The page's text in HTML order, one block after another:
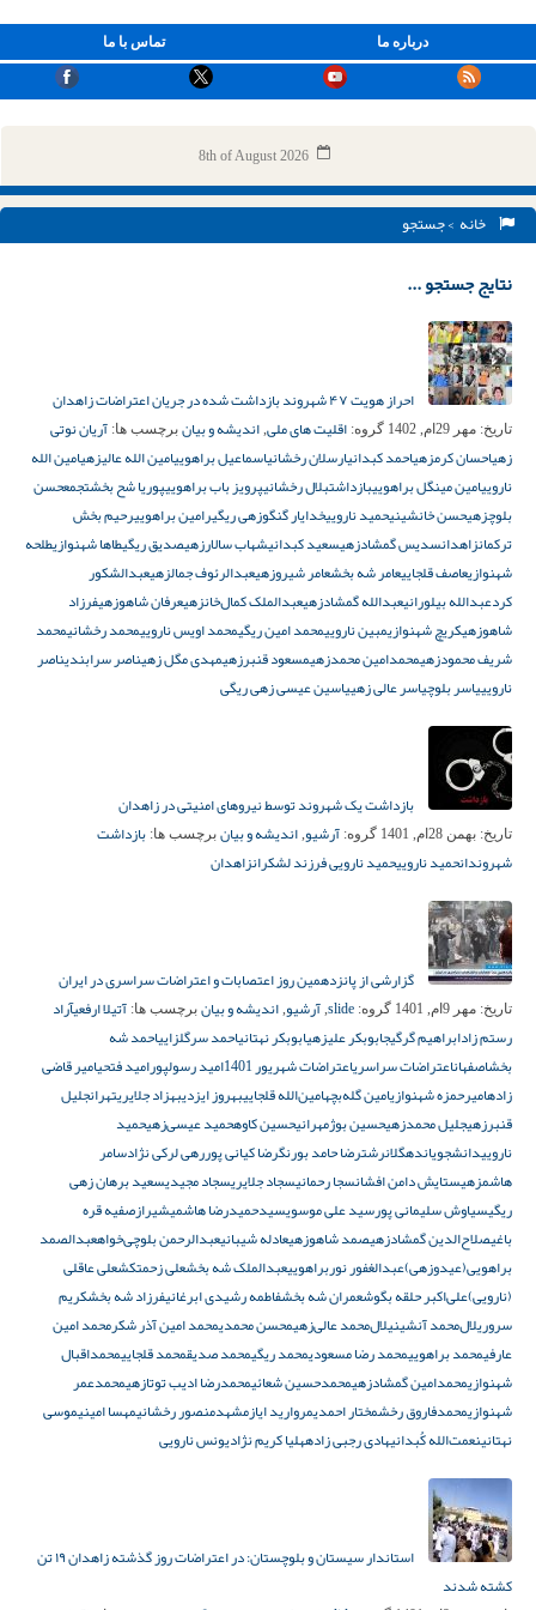
تماس با ما درباره ما
8th of August 2026
خانه > جستجو
نتایج جستجو ...
احراز هویت ۴۷ شهروند بازداشت شده در جریان اعتراضات زاهدان
تاریخ: مهر 29ام, 1402 گروه: اقلیت های ملی, اندیشه و بیان برچسب ها: آریان نوتی
زهیاحسان کرمزهیاحمد کبدانیارسلان رخشانیاسماعیل براهوییامین الله عالیزهیامین الله
ناروییامین مینگل براهوییبازداشتبلال رخشانیپرویز باب براهوییپوریا شح بخشتجمعحسن
بلوچزهیحسن خانشینیحمید ناروییخدایار گنگوزهی ریگیرامین براهوییرحیم بخش
ترکمانزاهدانسدیس گمشادزهیسعید کبدانیشهاب سالارزهیصدیق ریگیطاها شهنوازیطلحه
شهنوازیعاصف قلجاییعامر شه بخشعامر شیروزهیعبدالرئوف جمالزهیعبدالشکور
کردعبدالله بیلورانیعبدالله گمشادزهیعبدالملک کمال‌خانزهیعرفان شاهوزهیفرزاد
شاهوزهیکریچ شهنوازیمبین ناروییمحمد امین ریگیمحمد اویس ناروییمحمد رخشانیمحمد
شریف محمودزهیمحمدامین محمدزهیمسعود قنبرزهیمهدی مگل زهیناصر سرابندیناصر
نارویییاسر بلوچیاسر عالی زهییاسین عیسی‌ زهی‌ ریگی
بازداشت یک شهروند توسط نیروهای امنیتی در زاهدان
تاریخ: بهمن 28ام, 1401 گروه: آرشیو, اندیشه و بیان برچسب ها: بازداشت
شهروندانحمید ناروییحمید نارویی فرزند لشکرانزاهدان
گزارشی از پانزدهمین روز اعتصابات و اعتراضات سراسری در ایران
تاریخ: مهر 9ام, 1401 گروه: slide
, آرشیو, اندیشه و بیان برچسب ها: آتیلا ارفعیآراد
رستم‌ زادابراهیم گرگیجابوبکر علیزهیابوبکر نهتانیاحمد سرگلزاییاحمد شه
بخشاصفهاناعتراضات سراسریاعتراضات شهریور 1401 امید رسولپورامید فتحیامیر قاضی‌
زادهامیرحمزه شهنوازیامین گله‌بچهامین‌الله قلجاییبهروز ایزدیبهزاد جلایریتهرانجلیل
قنبرزهیجلیل محمدزهیحسین بوژمهرانیحسین کاوهحمید عیسی‌زهیحمید
ناروییدانشجویاندهگلانرشترضا حامد بورنگرضا کیانی پوررهی لرکی‌ نژادسامر
هاشمزهیستایش دامن افشانسجا رحمانیسجاد جلایریسجاد مجیدیسعید برهان زهی
ریگیسیاوش سلیمانی پورسید علی موسویسیدحمیدرضا هاشمیشیرازصفیه قره
باغیصلاح‌الدین گمشادزهیصمد شاهوزهیعادله شیبانیعبدالرحمن بلوچی‌خواهعبدالصمد
براهویی(عیدوزهی)عبدالغفور نوربراهوییعبدالملک شه بخشعلی زحمتکشعلی عاقلی
(نارویی)علی‌اکبر حلقه بگوشعمران شه بخشفاطمه رشیدی ابرغانیفرزاد شه بخشکریم
سروریلال‌محمد آنشینیلال‌محمد عالی‌زهیمحسن محمدیمحمد امین آذر شکرمحمد امین
عارفیمحمد براهوییمحمد رضا مسعودیمحمد ریگیمحمد صدیقمحمد قلجاییمحمداقبال
شهنوازیمحمدامین گمشادزهیمحمدحسین شعائیمحمدرضا ادیب توتازهیمحمدعمر
شهنوازیمحمدفاروق رخشمختار احمدیمروارید ایازمشهدمنصور رخشانیمهسا امینیموسی
نهتانینعمت‌الله کُبدانیهادی رجبی زادههلیا کریم نژادیونس نارویی
استاندار سیستان و بلوچستان: در اعتراضات روز گذشته زاهدان ۱۹ تن
کشته شدند